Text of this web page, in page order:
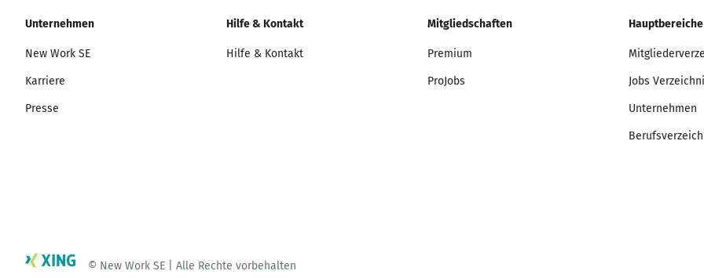
Unternehmen
New Work SE
Karriere
Presse
Hilfe & Kontakt
Hilfe & Kontakt
Mitgliedschaften
Premium
ProJobs
Hauptbereiche
Jobs
Unternehmen
© New Work SE | Alle Rechte vorbehalten